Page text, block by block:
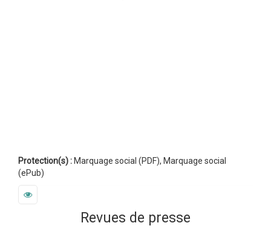
Protection(s) : Marquage social (PDF), Marquage social
(ePub)
Revues de presse